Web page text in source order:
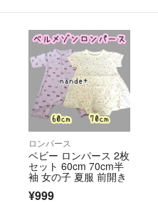
ロンパース
ベビー ロンパース 2枚
セット 60cm 70cm半
袖 女の子 夏服 前開き
¥999